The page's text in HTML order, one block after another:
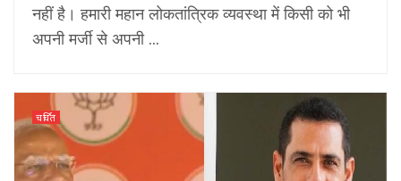
नहीं है। हमारी महान लोकतांत्रिक व्यवस्था में किसी को भी
अपनी मर्जी से अपनी ...
चर्चित